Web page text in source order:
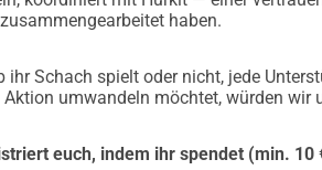
& Updates
oder weitere Details kontaktieren
Sie verantwortungsbewusst teil,
haben.
ihr Schach spielt oder nicht, jede
umwandeln möchtet, würden wir
euch, indem ihr spendet (min.